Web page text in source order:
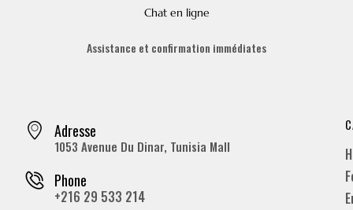
Chat en ligne
Assistance et confirmation immédiates
Adresse
1053 Avenue Du Dinar, Tunisia Mall
Phone
+216 29 533 214